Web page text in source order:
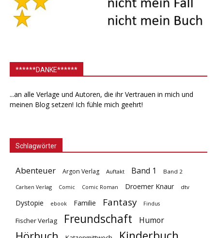
******DANKE******
...an alle Verlage und Autoren, die ihr Vertrauen in mich und
meinen Blog setzen! Ich fühle mich geehrt!
Schlagwörter
Abenteuer Argon Verlag Auftakt Band 1 Band 2
Carlsen Verlag Comic Comic Roman Droemer Knaur dtv
Dystopie ebook Familie Fantasy Findus
Fischer Verlag Freundschaft Humor